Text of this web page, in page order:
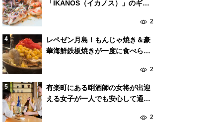
「IKANOS（イカノス）」のギリ
2
レペゼン月島！もんじゃ焼き＆豪
華海鮮鉄板焼きが一度に食べられ
2
有楽町にある唎酒師の女将が出迎
える女子が一人でも安心して通え
2